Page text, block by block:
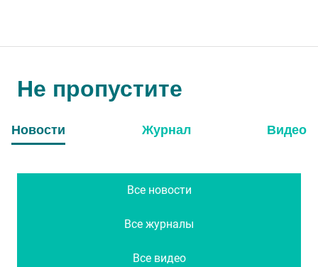
Не пропустите
Новости Журнал Видео
Все новости
Все журналы
Все видео